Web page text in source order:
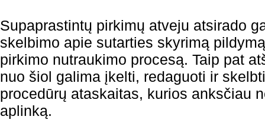
Supaprastintų pirkimų atveju atsirado
skelbimo apie sutarties skyrimą
pirkimo nutraukimo procesą. Taip pat
nuo šiol galima įkelti, redaguoti ir
procedūrų ataskaitas, kurios anksčiau
aplinką.